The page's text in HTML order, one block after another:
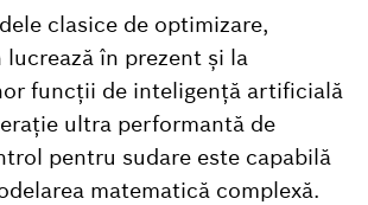
clasice de optimizare,
lucrează în prezent și la
funcții de inteligență artificială
ultra performantă de
pentru sudare este capabilă
matematică complexă.